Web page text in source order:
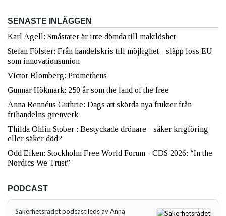
SENASTE INLÄGGEN
Karl Agell: Småstater är inte dömda till maktlöshet
Stefan Fölster: Från handelskris till möjlighet - släpp loss EU
som innovationsunion
Victor Blomberg: Prometheus
Gunnar Hökmark: 250 år som the land of the free
Anna Rennéus Guthrie: Dags att skörda nya frukter från
frihandelns grenverk
Thilda Ohlin Stober : Bestyckade drönare - säker krigföring
eller säker död?
Odd Eiken: Stockholm Free World Forum - CDS 2026: “In the
Nordics We Trust”
PODCAST
Säkerhetsrådet podcast leds av Anna